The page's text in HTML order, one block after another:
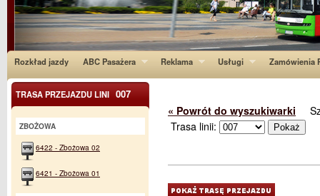
Rozkład jazdy ABC Pasażera Reklama Usługi Zamówienia
« Powrót do wyszukiwarki
Trasa linii:
TRASA PRZEJAZDU LINI 007
ZBOŻOWA
6422 - Zbożowa 02
6421 - Zbożowa 01